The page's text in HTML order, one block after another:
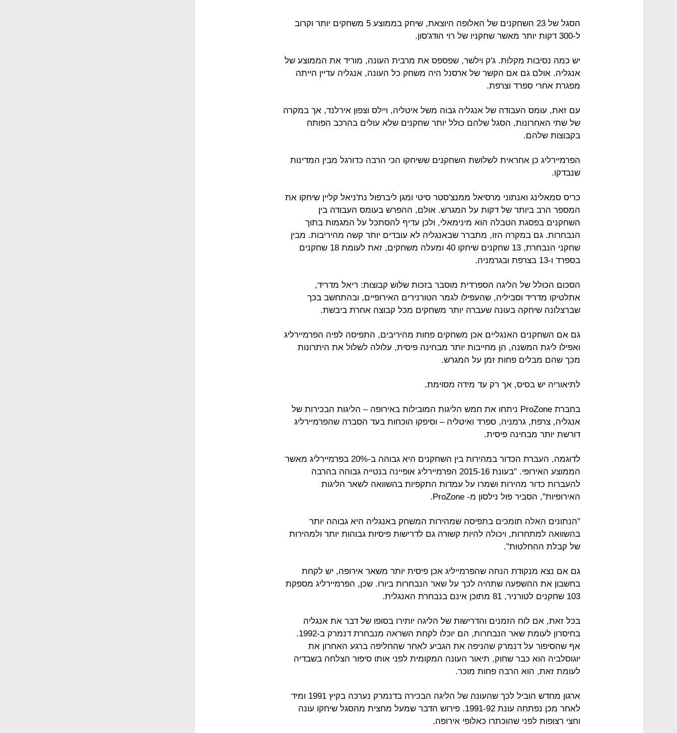
הסגל של 23 השחקנים של האלופה היוצאת, שיחק בממוצע 5 משחקים יותר וקרוב
ל-300 דקות יותר מאשר שחקניו של רוי הודג'סון.
יש כמה נסיבות מקלות. ג'ק וילשר, שפספס את מרבית העונה, מוריד את הממוצע של
אנגליה. אולם גם אם הקשר של ארסנל היה משחק כל העונה, אנגליה עדיין הייתה
מפגרת אחרי ספרד וצרפת.
עם זאת, עומס העבודה של אנגליה גבוה משל איטליה, ויילס וצפון אירלנד, אך במקרה
של שתי האחרונות, הסגל שלהם כולל יותר שחקנים שלא עולים בהרכב הפותח
בקבוצות שלהם.
הפרמיירליג כן אחראית לשלושת השחקנים ששיחקו הכי הרבה כדורגל מבין המדינות
שנבדקו.
כריס סמאלינג ואנתוני מרסיאל ממנצ'סטר סיטי ומגן ליברפול נת'ניאל קליין שיחקו את
המספר הרב ביותר של דקות על המגרש. אולם, ההפרש בעומס העבודה בין
השחקנים בפסגת הטבלה הוא מינימאלי, ולכן עדיף להסתכל על המגמות בתוך
הנבחרות. גם במקרה הזו, מתברר שבאנגליה לא עובדים יותר קשה מהיריבות. מבין
שחקני הנבחרת, 13 שחקנים שיחקו 40 ומעלה משחקים, זאת לעומת 18 שחקנים
בספרד ו-13 בצרפת ובגרמניה.
הסכום הכולל של הליגה הספרדית מוסבר בזכות שלוש קבוצות: ריאל מדריד,
אתלטיקו מדריד וסביליה, שהעפילו לגמר הטורנירים האירופיים, ובהתחשב בכך
שברצלונה שיחקה בעונה שעברה יותר משחקים מכל קבוצה אחרת ביבשת.
גם אם השחקנים האנגליים אכן משחקים פחות מהיריבים, התפיסה לפיה הפרמיירליג
ואפילו ליגת המשנה, הן מחייבות יותר מבחינה פיסית, עלולה לשלול את היתרונות
מכך שהם מבלים פחות זמן על המגרש.
לתיאוריה יש בסיס, אך רק עד מידה מסוימת.
בחברת ProZone ניתחו את חמש הליגות המובילות באירופה – הליגות הבכירות של
אנגליה, צרפת, גרמניה, ספרד ואיטליה – וסיפקו הוכחות בעד הסברה שהפרמיירליג
דורשת יותר מבחינה פיסית.
לדוגמה, העברת הכדור במהירות בין השחקנים היא גבוהה ב-20% בפרמיירליג מאשר
הממוצע האירופי. "בעונת 2015-16 הפרמיירליג אופיינה בנטייה גבוהה בהרבה
להעברות כדור מהירות ושמרו על עמדות התקפיות בהשוואה לשאר הליגות
האירופיות", הסביר פול נילסון מ- ProZone.
"הנתונים האלה תומכים בתפיסה שמהירות המשחק באנגליה היא גבוהה יותר
בהשוואה למתחרות, ויכולה להיות קשורה גם לדרישות פיסיות גבוהות יותר ולמהירות
של קבלת ההחלטות".
גם אם נצא מנקודת הנחה שהפרמייליג אכן פיסית יותר משאר אירופה, יש לקחת
בחשבון את ההשפעה שתהיה לכך על שאר הנבחרות ביורו. שכן, הפרמיירליג מספקת
103 שחקנים לטורניר, 81 מתוכן אינם בנבחרת האנגלית.
בכל זאת, אם לוח הזמנים והדרישות של הליגה יותירו בסופו של דבר את אנגליה
בחיסרון לעומת שאר הנבחרות, הם יוכלו לקחת השראה מנבחרת דנמרק ב-1992.
אף שהסיפור על דנמרק שהניפה את הגביע לאחר שהחליפה ברגע האחרון את
יוגוסלביה הוא כבר שחוק, תיאור העונה המקומית לפני אותו סיפור הצלחה בשבדיה
לעומת זאת, הוא הרבה פחות מוכר.
ארגון מחדש הוביל לכך שהעונה של הליגה הבכירה בדנמרק נערכה בקיץ 1991 ומיד
לאחר מכן נפתחה עונת 1991-92. פירוש הדבר שמעל מחצית מהסגל שיחקו עונה
וחצי רצופות לפני שהוכתרו כאלופי אירופה.